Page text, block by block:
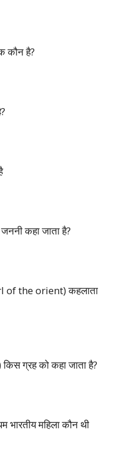
कौन है?
कहा जाता है?
of the orient) कहलाता
ग्रह को कहा जाता है?
भारतीय महिला कौन थी